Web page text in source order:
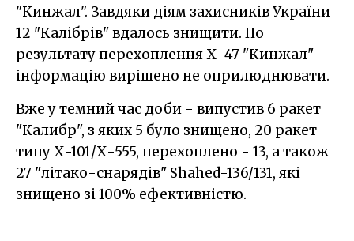
"Кинжал". Завдяки діям захисників України
12 "Калібрів" вдалось знищити. По
результату перехоплення Х-47 "Кинжал" -
інформацію вирішено не оприлюднювати.
Вже у темний час доби - випустив 6 ракет
"Калибр", з яких 5 було знищено, 20 ракет
типу Х-101/Х-555, перехоплено - 13, а також
27 "літако-снарядів" Shahed-136/131, які
знищено зі 100% ефективністю.